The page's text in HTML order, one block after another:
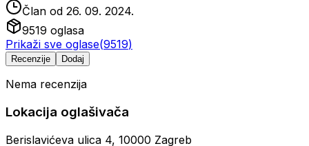
Član od 26. 09. 2024.
9519 oglasa
Prikaži sve oglase(9519)
Recenzije Dodaj
Nema recenzija
Lokacija oglašivača
Berislavićeva ulica 4, 10000 Zagreb